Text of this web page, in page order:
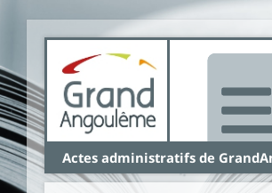
Actes administratifs de
Panneau de gestion des cookies